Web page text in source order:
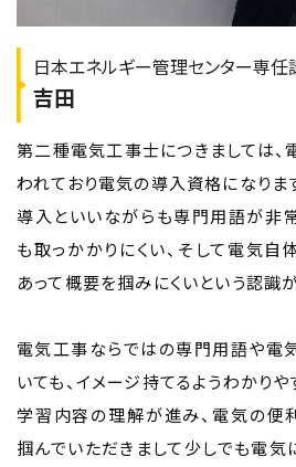
日本エネルギー管理センター専任
吉田
第二種電気工事士につきましては
われており電気の導入資格になりま
導入といいながらも専門用語が非
も取っかかりにくい、そして電気
あって概要を掴みにくいという認識
電気工事ならではの専門用語や電
いても、イメージ持てるようわかりや
学習内容の理解が進み、電気の便
掴んでいただきまして少しでも電